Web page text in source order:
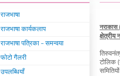
राजभाषा
राजभाषा कार्यकलाप
राजभाषा पत्रिका – समन्वया
फोटो गैलरी
उपलब्धियाँ
नराकास
क्षेत्रीय
टोलिक